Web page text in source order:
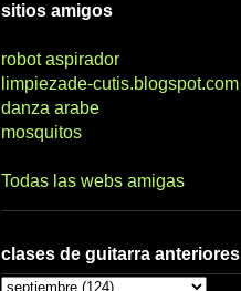
sitios amigos
robot aspirador
limpiezade-cutis.blogspot.com
danza arabe
mosquitos
Todas las webs amigas
clases de guitarra anteriores